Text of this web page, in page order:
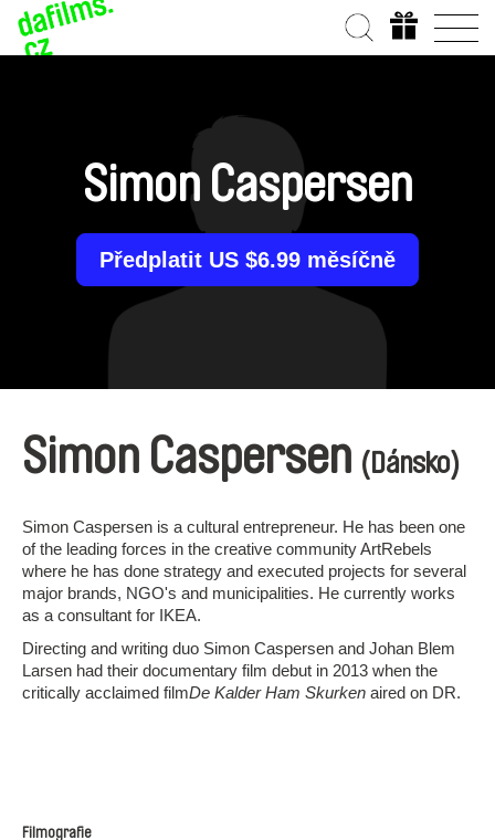
Simon Caspersen
Předplatit US $6.99 měsíčně
Simon Caspersen (Dánsko)
Simon Caspersen is a cultural entrepreneur. He has been one
of the leading forces in the creative community ArtRebels
where he has done strategy and executed projects for several
major brands, NGO's and municipalities. He currently works
as a consultant for IKEA.
Directing and writing duo Simon Caspersen and Johan Blem
Larsen had their documentary film debut in 2013 when the
critically acclaimed filmDe Kalder Ham Skurken aired on DR.
Filmografie